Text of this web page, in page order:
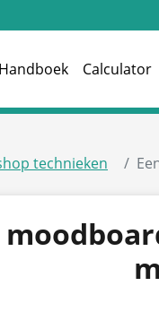
Handboek Calculator
technieken